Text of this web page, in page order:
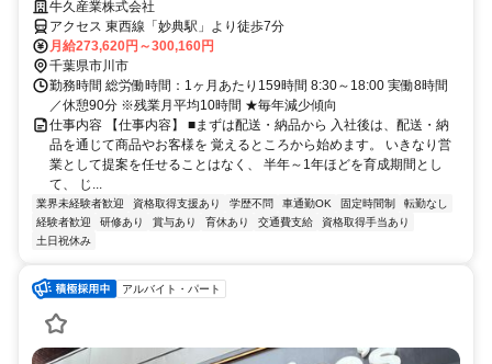
経験があればOK★土日祝休み×年休126日
牛久産業株式会社
アクセス 東西線「妙典駅」より徒歩7分
月給273,620円～300,160円
千葉県市川市
勤務時間 総労働時間：1ヶ月あたり159時間 8:30～18:00 実働8時間
／休憩90分 ※残業月平均10時間 ★毎年減少傾向
仕事内容 【仕事内容】 ■まずは配送・納品から 入社後は、配送・納
品を通じて商品やお客様を 覚えるところから始めます。 いきなり営
業として提案を任せることはなく、 半年～1年ほどを育成期間とし
て、 じ...
業界未経験者歓迎 資格取得支援あり 学歴不問 車通勤OK 固定時間制
転勤なし
経験者歓迎
研修あり 賞与あり 育休あり 交通費支給
資格取得手当あり
土日祝休み
アルバイト・パート